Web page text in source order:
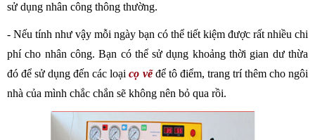
sử dụng nhân công thông thường.
- Nếu tính như vậy mỗi ngày bạn có thể tiết kiệm được rất nhiều chi
phí cho nhân công. Bạn có thể sử dụng khoảng thời gian dư thừa
đó để sử dụng đến các loại cọ vẽ để tô điểm, trang trí thêm cho ngôi
nhà của mình chắc chắn sẽ không nên bỏ qua rồi.